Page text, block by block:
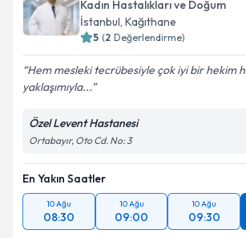
Kadın Hastalıkları ve Doğum
İstanbul, Kağıthane
5 (2 Değerlendirme)
Hem mesleki tecrübesiyle çok iyi bir hekim
yaklaşımıyla...
Özel Levent Hastanesi
Ortabayır, Oto Cd. No: 3
En Yakın Saatler
10 Ağu
08:30
10 Ağu
09:00
10 Ağu
09:30